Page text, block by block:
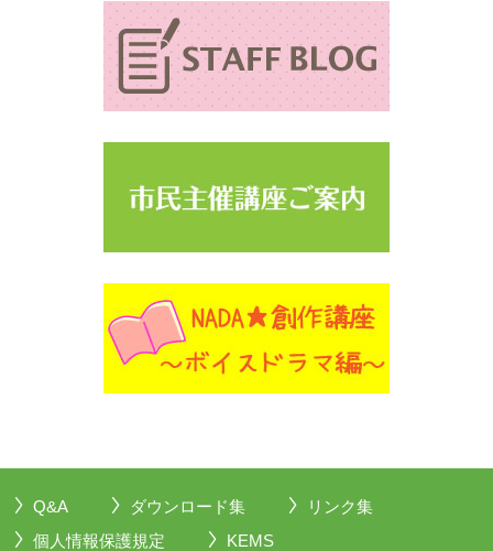
Q&A ダウンロード集
リンク集
個人情報保護規定
KEMS